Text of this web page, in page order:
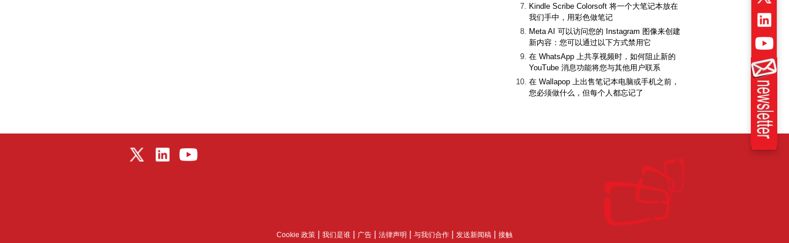
Kindle Scribe Colorsoft 将一个大笔记本放在
我们手中，用彩色做笔记
Meta AI 可以访问您的 Instagram 图像来创建
新内容：您可以通过以下方式禁用它
在 WhatsApp 上共享视频时，如何阻止新的
YouTube 消息功能将您与其他用户联系
在 Wallapop 上出售笔记本电脑或手机之前，
您必须做什么，但每个人都忘记了
Cookie 政策 | 我们是谁 | 广告 | 法律声明 | 与我们合作 | 发送新闻稿 | 接触